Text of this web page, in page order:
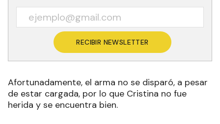
RECIBIR NEWSLETTER
Afortunadamente, el arma no se disparó, a pesar
de estar cargada, por lo que Cristina no fue
herida y se encuentra bien.